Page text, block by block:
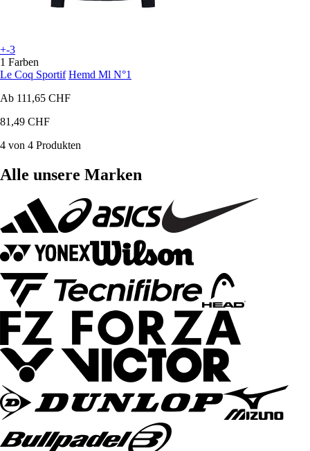
+-3
1 Farben
Le Coq Sportif Hemd Ml N°1
Ab 111,65 CHF
81,49 CHF
4 von 4 Produkten
Alle unsere Marken